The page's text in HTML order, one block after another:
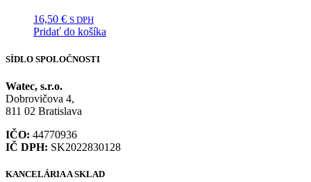
16,50 € S DPH
Pridať do košíka
SÍDLO SPOLOČNOSTI
Watec, s.r.o.
Dobrovičova 4,
811 02 Bratislava
IČO: 44770936
IČ DPH: SK2022830128
KANCELÁRIA A SKLAD